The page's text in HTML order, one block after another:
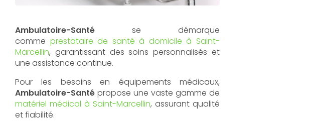
Ambulatoire-Santé se démarque
comme prestataire de santé à domicile à Saint-
Marcellin, garantissant des soins personnalisés et
une assistance continue.
Pour les besoins en équipements médicaux,
Ambulatoire-Santé propose une vaste gamme de
matériel médical à Saint-Marcellin, assurant qualité
et fiabilité.